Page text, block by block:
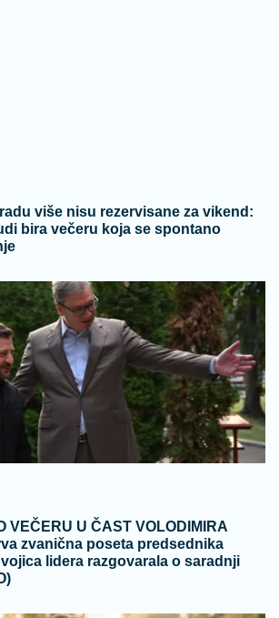
više nisu rezervisane za vikend:
bira večeru koja se spontano
VEČERU U ČAST VOLODIMIRA
zvanična poseta predsednika
lidera razgovarala o saradnji